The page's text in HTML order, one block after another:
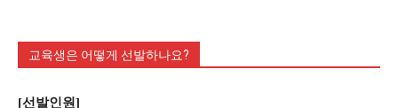
교육생은 어떻게 선발하나요?
[선발인원]